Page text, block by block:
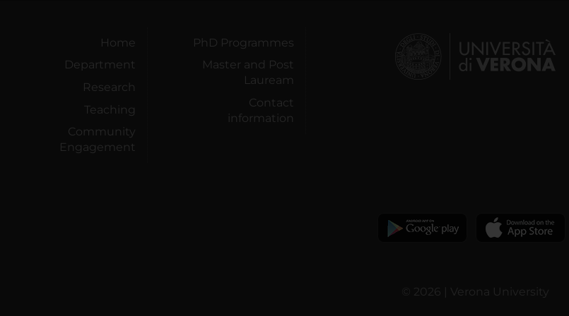
Home
Department
Research
Teaching
Community
Engagement
PhD Programmes
Master and Post
Lauream
Contact
information
© 2026 | Verona University